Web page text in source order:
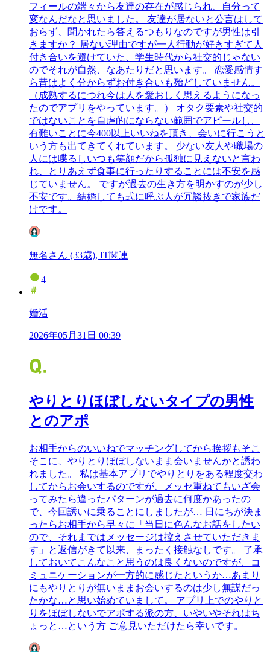
フィールの端々から友達の存在が感じられ、自分って
変なんだなと思いました。 友達が居ないと公言はして
おらず、聞かれたら答えるつもりなのですが男性は引
きますか？ 居ない理由ですが一人行動が好きすぎて人
付き合いを避けていた、学生時代から社交的じゃない
のでそれが自然、なあたりだと思います。 恋愛感情す
ら昔はよく分からずお付き合いも殆どしていません。
（成熟するにつれ今は人を愛おしく思えるようになっ
たのでアプリをやっています。） オタク要素や社交的
ではないことを自虐的にならない範囲でアピールし、
有難いことに今400以上いいねを頂き、会いに行こうと
いう方も出てきてくれています。 少ない友人や職場の
人には喋るしいつも笑顔だから孤独に見えないと言わ
れ、とりあえず食事に行ったりすることには不安を感
じていません。 ですが過去の生き方を明かすのが少し
不安です。結婚しても式に呼ぶ人が冗談抜きで家族だ
けです。
無名さん (33歳), IT関連
4
婚活
2026年05月31日 00:39
やりとりほぼしないタイプの男性
とのアポ
お相手からのいいねでマッチングしてから挨拶もそこ
そこに、やりとりほぼしないまま会いませんかと誘わ
れました。 私は基本アプリでやりとりをある程度交わ
してからお会いするのですが、メッセ重ねてもいざ会
ってみたら違ったパターンが過去に何度かあったの
で、今回誘いに乗ることにしましたが… 日にちが決ま
ったらお相手から早々に「当日に色んなお話をしたい
ので、それまではメッセージは控えさせていただきま
す」と返信がきて以来、まったく接触なしです。 了承
しておいてこんなこと思うのは良くないのですが、コ
ミュニケーションが一方的に感じたというか…あまり
にもやりとりが無いままお会いするのは少し無謀だっ
たかな…と思い始めていまして。 アプリ上でのやりと
りをほぼしないでアポする派の方、いやいやそれはち
ょっと…という方 ご意見いただけたら幸いです。